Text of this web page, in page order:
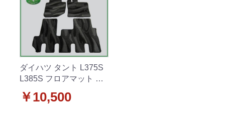
ダイハツ タント L375S
L385S フロアマット カ
￥10,500